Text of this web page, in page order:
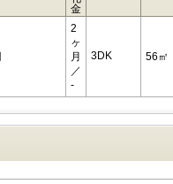
金
2
ヶ
月
／
-
3DK 56㎡